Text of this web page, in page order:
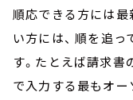
順応できる方には最
い方には、 順を追
す。たとえば請求書
で入力する最もオ